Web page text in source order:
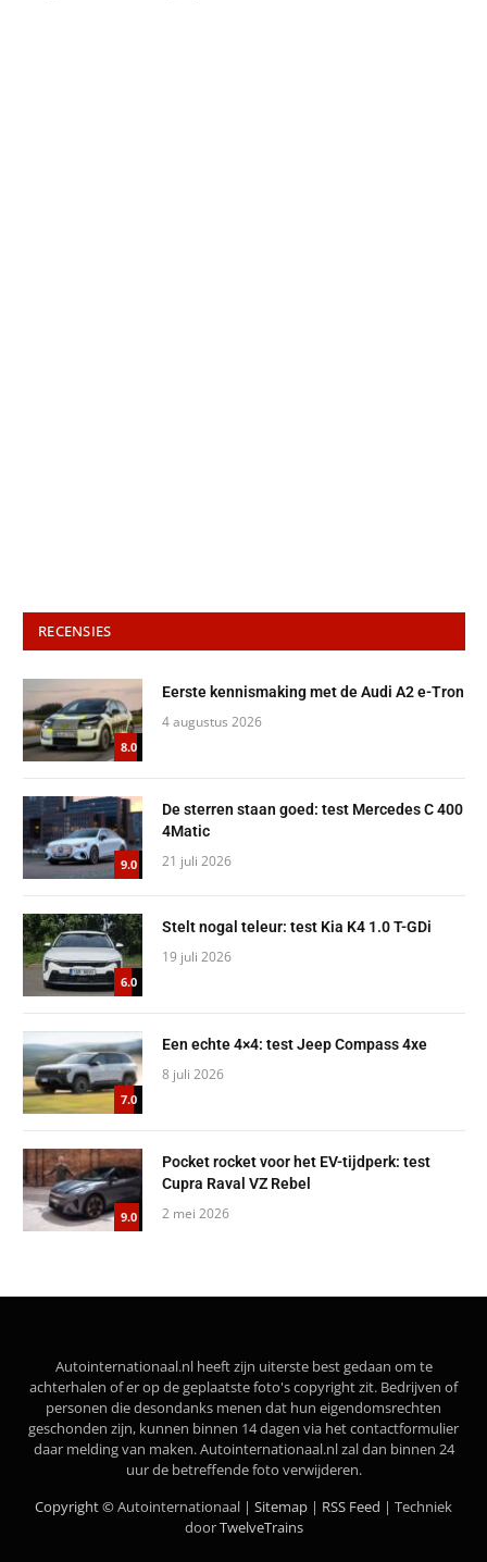
RECENSIES
8.0
Eerste kennismaking met de Audi A2 e-Tron
4 augustus 2026
9.0
De sterren staan goed: test Mercedes C 400
4Matic
21 juli 2026
6.0
Stelt nogal teleur: test Kia K4 1.0 T-GDi
19 juli 2026
7.0
Een echte 4×4: test Jeep Compass 4xe
8 juli 2026
9.0
Pocket rocket voor het EV-tijdperk: test
Cupra Raval VZ Rebel
2 mei 2026
Autointernationaal.nl heeft zijn uiterste best gedaan om te
achterhalen of er op de geplaatste foto's copyright zit. Bedrijven of
personen die desondanks menen dat hun eigendomsrechten
geschonden zijn, kunnen binnen 14 dagen via het contactformulier
daar melding van maken. Autointernationaal.nl zal dan binnen 24
uur de betreffende foto verwijderen.
Copyright ©Autointernationaal | Sitemap | RSS Feed | Techniek
doorTwelveTrains